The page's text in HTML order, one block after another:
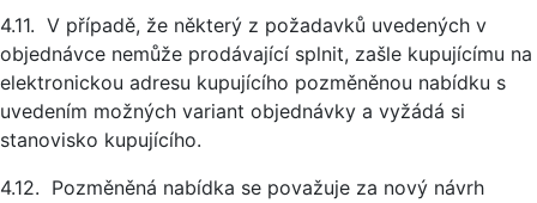
4.11. V případě, že některý z požadavků uvedených v
objednávce nemůže prodávající splnit, zašle kupujícímu na
elektronickou adresu kupujícího pozměněnou nabídku s
uvedením možných variant objednávky a vyžádá si
stanovisko kupujícího.
4.12. Pozměněná nabídka se považuje za nový návrh